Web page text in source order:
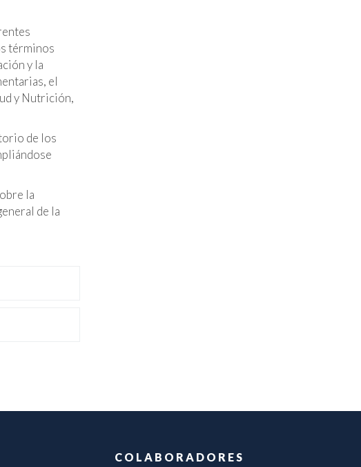
términos
y la
el
y Nutrición,
de los
la
de la
COLABORADORES